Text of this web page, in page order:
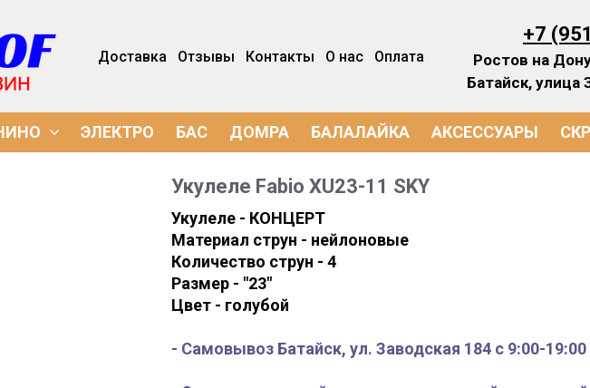
Доставка Отзывы Контакты О нас Оплата
+7
Ростов на
Батайск, улица
ЭЛЕКТРО БАС ДОМРА БАЛАЛАЙКА АКСЕССУАРЫ
Укулеле Fabio XU23-11 SKY
Укулеле - КОНЦЕРТ
Материал струн - нейлоновые
Количество струн - 4
Размер - "23"
Цвет - голубой
- Самовывоз Батайск, ул. Заводская 184 с 9:00-19:00